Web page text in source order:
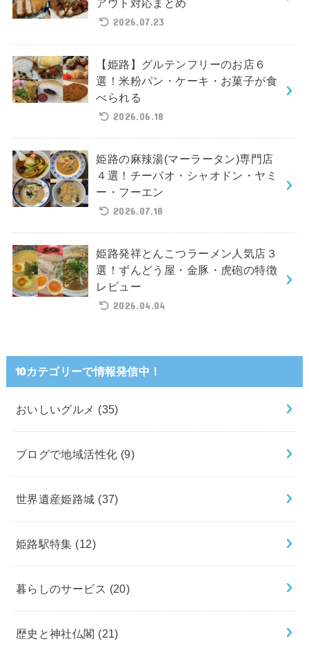
アウト対応まとめ
2026.07.23
【姫路】グルテンフリーのお店６
選！米粉パン・ケーキ・お菓子が食
べられる
2026.06.18
姫路の麻辣湯(マーラータン)専門店
４選！チーパオ・シャオドン・ヤミ
ー・フーエン
2026.07.18
姫路発祥とんこつラーメン人気店３
選！ずんどう屋・金豚・虎砲の特徴
レビュー
2026.04.04
10カテゴリーで情報発信中！
おいしいグルメ (35)
ブログで地域活性化 (9)
世界遺産姫路城 (37)
姫路駅特集 (12)
暮らしのサービス (20)
歴史と神社仏閣 (21)